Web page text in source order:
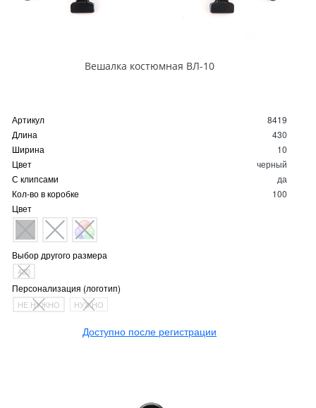
Вешалка костюмная ВЛ-10
Артикул
8419
Длина
430
Ширина
10
Цвет
черный
С клипсами
да
Кол-во в коробке
100
Цвет
Выбор другого размера
430
Персонализация (логотип)
НЕ НУЖНО НУЖНО
Доступно после регистрации